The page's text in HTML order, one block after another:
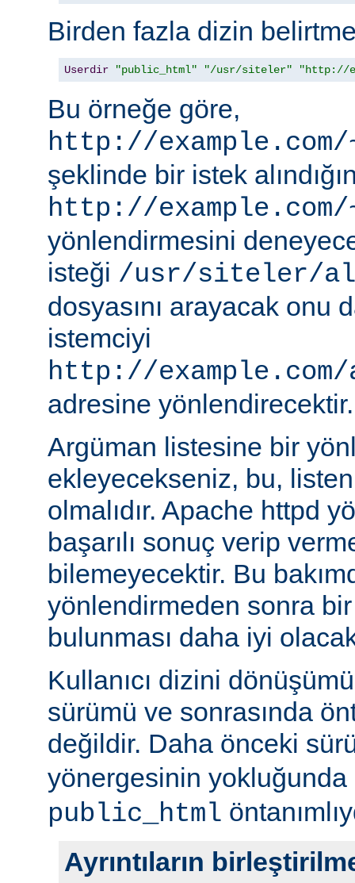
Birden fazla dizin
Userdir "public_html" "/usr/siteler" "http://
Bu örneğe göre,
http://
şeklinde bir istek
http://
yönlendirmesini
isteği /usr/siteler/
dosyasını arayacak onu
istemciyi
http://
adresine yönlendirecektir.
Argüman listesine bir
ekleyecekseniz, bu,
olmalıdır. Apache httpd
başarılı sonuç verip
bilemeyecektir. Bu
yönlendirmeden sonra
bulunması daha iyi
Kullanıcı dizini
sürümü ve sonrasında
değildir. Daha önceki
yönergesinin yokluğunda
public_html
Ayrıntıların